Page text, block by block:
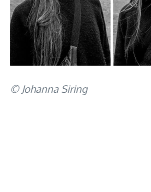
© Johanna Siring